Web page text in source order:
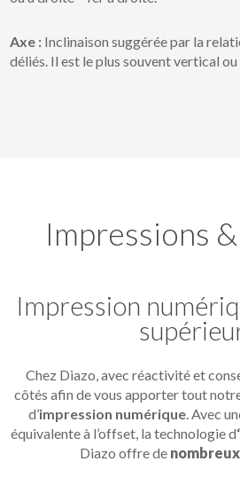
Axe : Inclinaison suggérée par la
déliés. Il est le plus souvent vertical
Impressions
Impression
Chez Diazo, avec réactivité et
côtés afin de vous apporter tout
d’impression numérique. Avec
équivalente à l’offset, la technologie d
Diazo offre de